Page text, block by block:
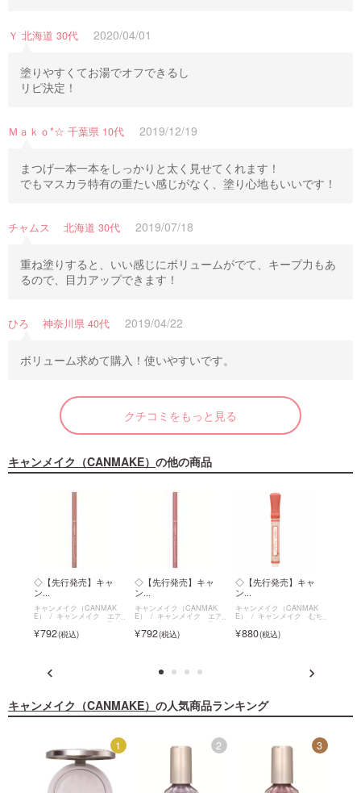
Ｙ 北海道 30代 2020/04/01
塗りやすくてお湯でオフできるし
リピ決定！
Ｍａｋｏ*☆ 千葉県 10代 2019/12/19
まつげ一本一本をしっかりと太く見せてくれます！
でもマスカラ特有の重たい感じがなく、塗り心地もいいです！
チャムス 北海道 30代 2019/07/18
重ね塗りすると、いい感じにボリュームがでて、キープ力もあ
るので、目力アップできます！
ひろ 神奈川県 40代 2019/04/22
ボリューム求めて購入！使いやすいです。
クチコミをもっと見る
キャンメイク（CANMAKE） の他の商品
◇【先行発売】キャ
ン...
キャンメイク（CANMAK
E） キャンメイク エア
リーエクステンションライ
ナー792
◇【先行発売】キャ
ン...
キャンメイク（CANMAK
E） キャンメイク エア
リーエクステンションライ
ナー792
◇【先行発売】キャ
ン...
キャンメイク（CANMAK
E） キャンメイク むち
ぷるティント～シアーバー
ム～880
キャンメイク（CANMAKE） の人気商品ランキング
1 2 3